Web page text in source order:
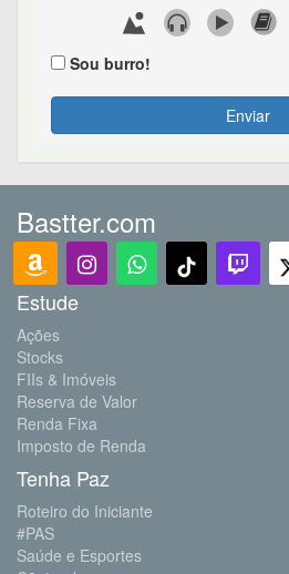
Sou burro!
Enviar
Bastter.com
Estude
Ações
Stocks
FIIs & Imóveis
Reserva de Valor
Renda Fixa
Imposto de Renda
Tenha Paz
Roteiro do Iniciante
#PAS
Saúde e Esportes